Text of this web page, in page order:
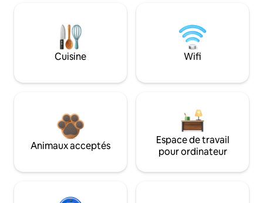
Cuisine Wifi
Animaux acceptés
Espace de travail
pour ordinateur